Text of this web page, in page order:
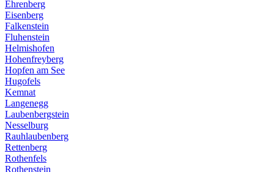
Ehrenberg
Eisenberg
Falkenstein
Fluhenstein
Helmishofen
Hohenfreyberg
Hopfen am See
Hugofels
Kemnat
Langenegg
Laubenbergstein
Nesselburg
Rauhlaubenberg
Rettenberg
Rothenfels
Rothenstein